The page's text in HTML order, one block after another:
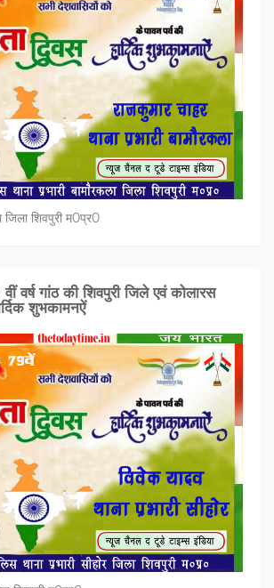
जिला शिवपुरी म0प्र0
वर्ष गांठ की शिवपुरी जिले एवं कोलारस
शुभकामनऐं